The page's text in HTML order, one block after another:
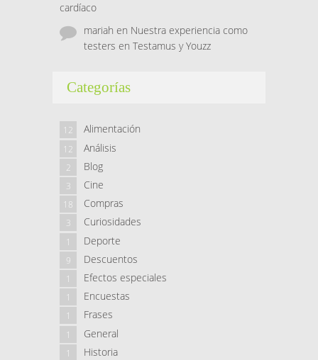
cardíaco
mariah en Nuestra experiencia como
testers en Testamus y Youzz
Categorías
Alimentación
12
Análisis
12
Blog
2
Cine
3
Compras
18
Curiosidades
3
Deporte
1
Descuentos
9
Efectos especiales
1
Encuestas
1
Frases
1
General
1
Historia
1